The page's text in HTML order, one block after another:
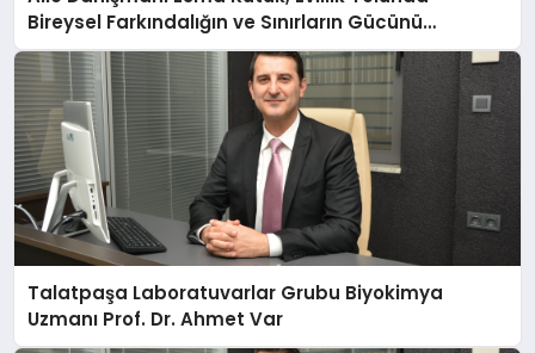
Bireysel Farkındalığın ve Sınırların Gücünü
Anlatıyor
Talatpaşa Laboratuvarlar Grubu Biyokimya
Uzmanı Prof. Dr. Ahmet Var